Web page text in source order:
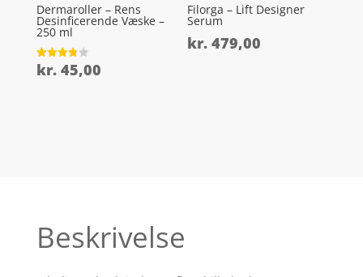
Dermaroller – Rens
Desinficerende Væske –
250 ml
Vurderet
3.8
kr.45,00
Filorga – Lift Designer
Serum
kr. 479,00
Beskrivelse